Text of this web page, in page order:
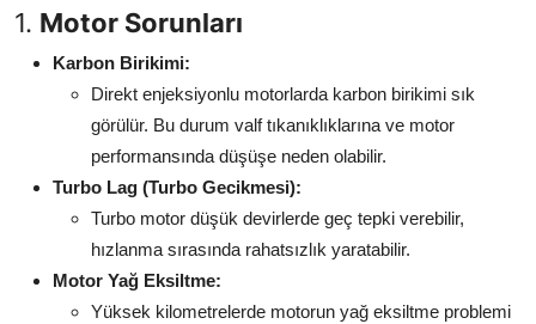
1. Motor Sorunları
Karbon Birikimi:
Direkt enjeksiyonlu motorlarda karbon birikimi sık
görülür. Bu durum valf tıkanıklıklarına ve motor
performansında düşüşe neden olabilir.
Turbo Lag (Turbo Gecikmesi):
Turbo motor düşük devirlerde geç tepki verebilir,
hızlanma sırasında rahatsızlık yaratabilir.
Motor Yağ Eksiltme:
Yüksek kilometrelerde motorun yağ eksiltme problemi